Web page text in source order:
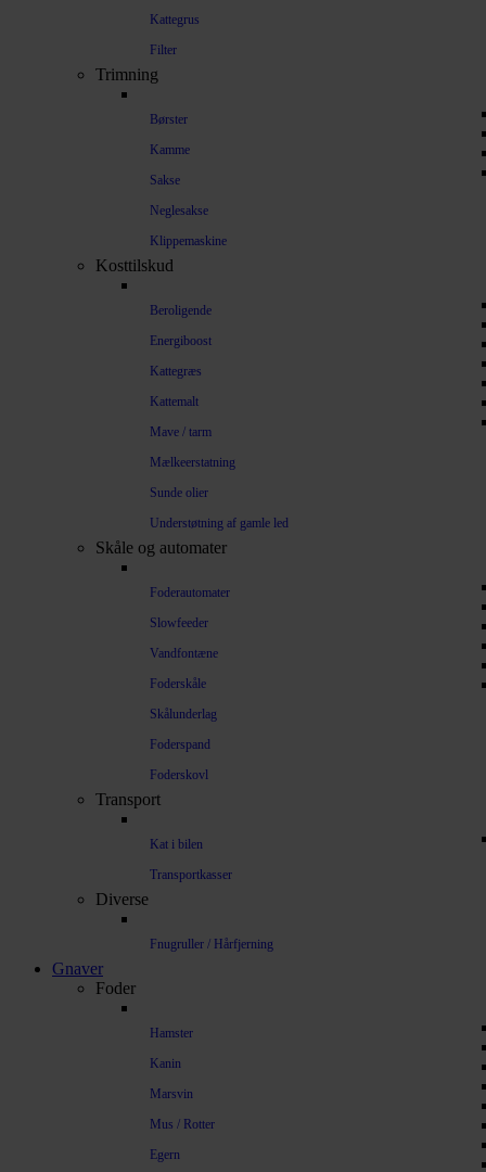
Kattegrus
Filter
Trimning
Børster
Kamme
Sakse
Neglesakse
Klippemaskine
Kosttilskud
Beroligende
Energiboost
Kattegræs
Kattemalt
Mave / tarm
Mælkeerstatning
Sunde olier
Understøtning af gamle led
Skåle og automater
Foderautomater
Slowfeeder
Vandfontæne
Foderskåle
Skålunderlag
Foderspand
Foderskovl
Transport
Kat i bilen
Transportkasser
Diverse
Fnugruller / Hårfjerning
Gnaver
Foder
Hamster
Kanin
Marsvin
Mus / Rotter
Egern